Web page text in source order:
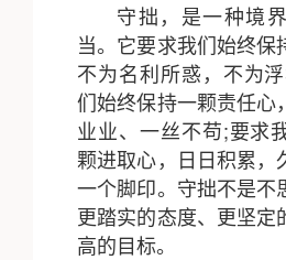
守拙，是一种境
当。它要求我们始终保
不为名利所惑，不为
们始终保持一颗责任心
业业、一丝不苟;要求
颗进取心，日日积累，
一个脚印。守拙不是不
更踏实的态度、更坚定
高的目标。